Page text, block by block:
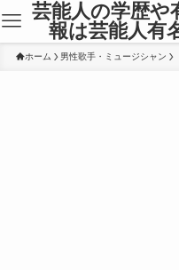
芸能人の学歴や
報は芸能人有
ホーム 男性歌手・ミュージシャン